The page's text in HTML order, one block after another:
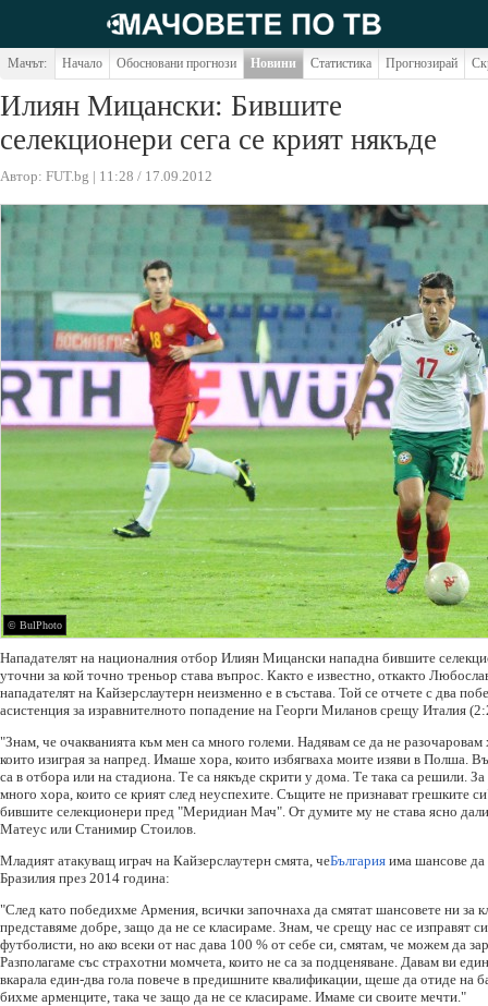
Мачът: Начало Обосновани прогнози Новини Статистика Прогнозирай
Илиян Мицански: Бившите
селекционери сега се крият някъде
Автор: FUT.bg | 11:28 / 17.09.2012
© BulPhoto
Нападателят на националния отбор Илиян Мицански нападна бившите
уточни за кой точно треньор става въпрос. Както е известно, откакто
нападателят на Кайзерслаутерн неизменно е в състава. Той се отчете с два
асистенция за изравнителното попадение на Георги Миланов срещу Италия
"Знам, че очакванията към мен са много големи. Надявам се да не разочаровам
които изиграя за напред. Имаше хора, които избягваха моите изяви в Полша.
са в отбора или на стадиона. Те са някъде скрити у дома. Те така са решили.
много хора, които се крият след неуспехите. Същите не признават грешките
бившите селекционери пред "Меридиан Мач". От думите му не става ясно
Матеус или Станимир Стоилов.
Младият атакуващ играч на Кайзерслаутерн смята, чеБългария има шансове да
Бразилия през 2014 година:
"След като победихме Армения, всички започнаха да смятат шансовете ни за
представяме добре, защо да не се класираме. Знам, че срещу нас се изправят
футболисти, но ако всеки от нас дава 100 % от себе си, смятам, че можем да
Разполагаме със страхотни момчета, които не са за подценяване. Давам ви
вкарала един-два гола повече в предишните квалификации, щеше да отиде на
бихме арменците, така че защо да не се класираме. Имаме си своите мечти."